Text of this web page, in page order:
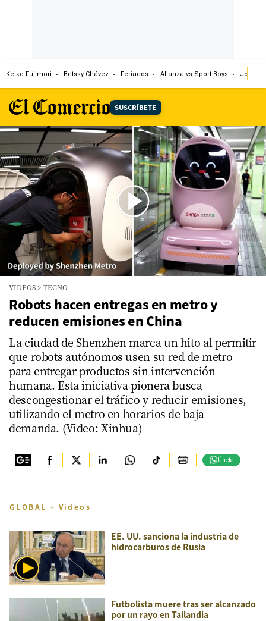
Keiko Fujimori Betssy Chávez Feriados Alianza vs Sport Boys Jorge
SUSCRÍBETE
00:00/01:01
VIDEOS >TECNO
Robots hacen entregas en metro y
reducen emisiones en China
La ciudad de Shenzhen marca un hito al permitir
que robots autónomos usen su red de metro
para entregar productos sin intervención
humana. Esta iniciativa pionera busca
descongestionar el tráfico y reducir emisiones,
utilizando el metro en horarios de baja
demanda. (Video: Xinhua)
Únete
GLOBAL + Videos
EE. UU. sanciona la industria de
hidrocarburos de Rusia
Futbolista muere tras ser alcanzado
por un rayo en Tailandia